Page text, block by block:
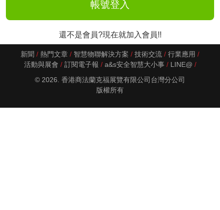
還不是會員?現在就加入會員!!
新聞 熱門文章 智慧物聯解決方案 技術交流
行業應用
活動與展會
訂閱電子報 a&s安全智慧大小事
LINE@
© 2026. 香港商法蘭克福展覽有限公司台灣分公司
版權所有